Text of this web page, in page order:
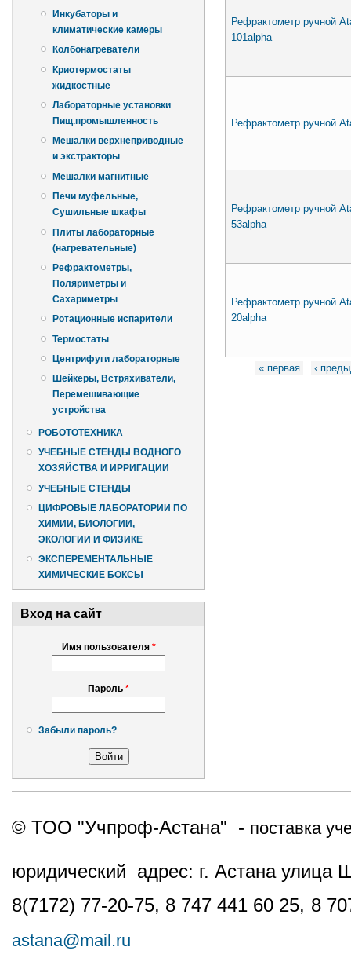
Инкубаторы и
климатические камеры
Колбонагреватели
Криотермостаты
жидкостные
Лабораторные установки
Пищ.промышленность
Мешалки верхнеприводные
и экстракторы
Мешалки магнитные
Печи муфельные,
Сушильные шкафы
Плиты лабораторные
(нагревательные)
Рефрактометры,
Поляриметры и
Сахариметры
Ротационные испарители
Термостаты
Центрифуги лабораторные
Шейкеры, Встряхиватели,
Перемешивающие
устройства
РОБОТОТЕХНИКА
УЧЕБНЫЕ СТЕНДЫ ВОДНОГО
ХОЗЯЙСТВА И ИРРИГАЦИИ
УЧЕБНЫЕ СТЕНДЫ
ЦИФРОВЫЕ ЛАБОРАТОРИИ ПО
ХИМИИ, БИОЛОГИИ,
ЭКОЛОГИИ И ФИЗИКЕ
ЭКСПЕРЕМЕНТАЛЬНЫЕ
ХИМИЧЕСКИЕ БОКСЫ
Вход на сайт
Имя пользователя *
Пароль *
Забыли пароль?
Рефрактометр ручной
101alpha
Рефрактометр ручной
Рефрактометр ручной
53alpha
Рефрактометр ручной
20alpha
Страницы
« первая ‹
© ТОО "Учпроф-Астана" - поставка
юридический адрес: г. Астана
8(7172) 77-20-75, 8 747 441 60 25, 8
astana@mail.ru